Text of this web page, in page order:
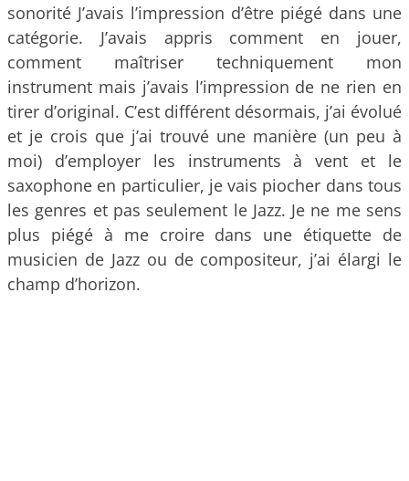
sonorité J’avais l’impression d’être piégé dans une
catégorie. J’avais appris comment en jouer,
comment maîtriser techniquement mon
instrument mais j’avais l’impression de ne rien en
tirer d’original. C’est différent désormais, j’ai évolué
et je crois que j’ai trouvé une manière (un peu à
moi) d’employer les instruments à vent et le
saxophone en particulier, je vais piocher dans tous
les genres et pas seulement le Jazz. Je ne me sens
plus piégé à me croire dans une étiquette de
musicien de Jazz ou de compositeur, j’ai élargi le
champ d’horizon.